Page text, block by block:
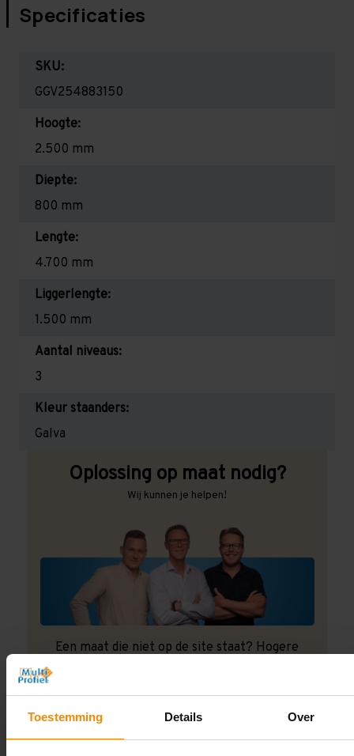
Toestemming Details Over
Specificaties
SKU:
GGV254883150
Hoogte:
2.500 mm
Diepte:
800 mm
Lengte:
4.700 mm
Liggerlengte:
1.500 mm
Aantal niveaus:
3
Kleur staanders:
Galva
Oplossing op maat nodig?
Wij kunnen je helpen!
Een maat die niet op de site staat? Hogere
draagkrachten? Speciale uitvoeringen? Onze
experts werken het graag uit! Maatwerk is onze
Contact met specialist